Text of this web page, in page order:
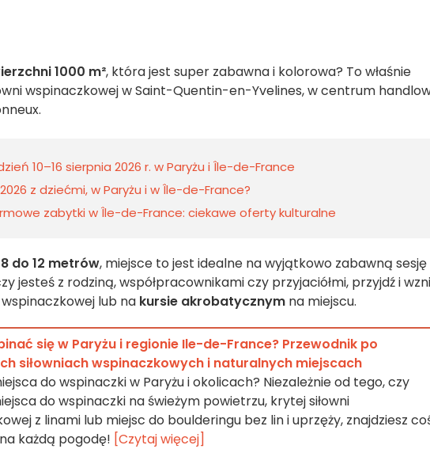
1000 m², która jest super zabawna i kolorowa? To właśnie
wspinaczkowej w Saint-Quentin-en-Yvelines, w centrum
10–16 sierpnia 2026 r. w Paryżu i Île-de-France
z dziećmi, w Paryżu i w Île-de-France?
zabytki w Île-de-France: ciekawe oferty kulturalne
do 12 metrów, miejsce to jest idealne na wyjątkowo zabawną sesję
jesteś z rodziną, współpracownikami czy przyjaciółmi, przyjdź i
lub na kursie akrobatycznym na miejscu.
się w Paryżu i regionie Ile-de-France? Przewodnik po
siłowniach wspinaczkowych i naturalnych miejscach
do wspinaczki w Paryżu i okolicach? Niezależnie od tego, czy
do wspinaczki na świeżym powietrzu, krytej siłowni
z linami lub miejsc do boulderingu bez lin i uprzęży, znajdziesz
każdą pogodę! [Czytaj więcej]